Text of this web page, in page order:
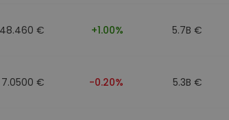
48.460 € +1.00% 5.7B €
7.0500 € -0.20% 5.3B €